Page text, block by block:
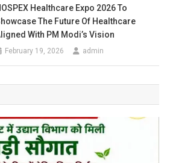
Healthcare Expo 2026 To
The Future Of Healthcare
With PM Modi’s Vision
February 19, 2026 admin